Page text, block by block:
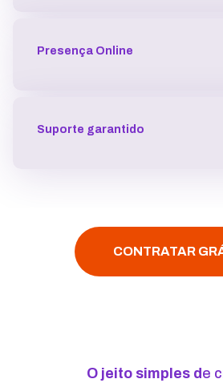
Presença Online
Suporte garantido
CONTRATAR
O jeito simples d e